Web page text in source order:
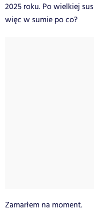
2025 roku. Po wielkiej
więc w sumie po co?
Zamarłem na moment.